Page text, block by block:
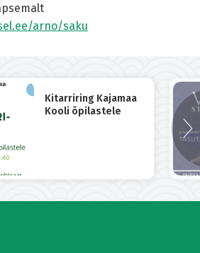
arno/saku
Kitarriring Kajamaa
Kooli õpilastele